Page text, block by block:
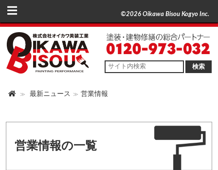
©2026 Oikawa Bisou Kogyo Inc.
検索
最新ニュース 営業情報
営業情報の一覧